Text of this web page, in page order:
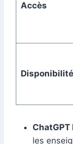
Accès
Disponibilité
ChatGPT
les